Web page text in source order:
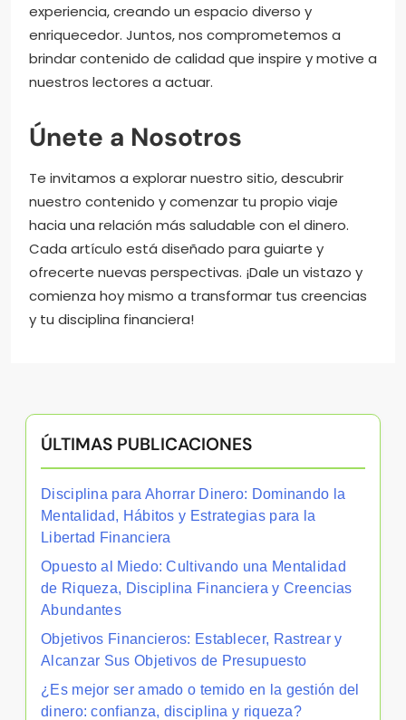
experiencia, creando un espacio diverso y
enriquecedor. Juntos, nos comprometemos a
brindar contenido de calidad que inspire y motive a
nuestros lectores a actuar.
Únete a Nosotros
Te invitamos a explorar nuestro sitio, descubrir
nuestro contenido y comenzar tu propio viaje
hacia una relación más saludable con el dinero.
Cada artículo está diseñado para guiarte y
ofrecerte nuevas perspectivas. ¡Dale un vistazo y
comienza hoy mismo a transformar tus creencias
y tu disciplina financiera!
ÚLTIMAS PUBLICACIONES
Disciplina para Ahorrar Dinero: Dominando la
Mentalidad, Hábitos y Estrategias para la
Libertad Financiera
Opuesto al Miedo: Cultivando una Mentalidad
de Riqueza, Disciplina Financiera y Creencias
Abundantes
Objetivos Financieros: Establecer, Rastrear y
Alcanzar Sus Objetivos de Presupuesto
¿Es mejor ser amado o temido en la gestión del
dinero: confianza, disciplina y riqueza?